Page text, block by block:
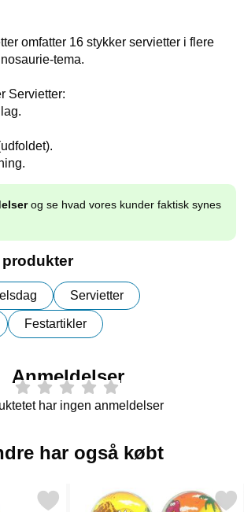
omfatter 16 stykker servietter i flere
tema.
Servietter:
og se hvad vores kunder faktisk synes
Servietter
Festartikler
Anmeldelser
har ingen anmeldelser
har også købt
Dinosaurer 50 ml som favorit
Markér hoppebold